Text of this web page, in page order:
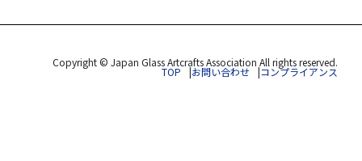
Copyright © Japan Glass Artcrafts Association All rights reserved.
TOP お問い合わせ コンプライアンス